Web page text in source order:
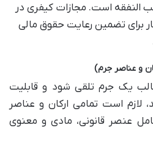
النفقه است. مجازات کیفری در
برای تضمین رعایت حقوق مالی
و عناصر جرم)
یک جرم تلقی شود و قابلیت
لازم است تمامی ارکان و عناصر
عنصر قانونی، مادی و معنوی